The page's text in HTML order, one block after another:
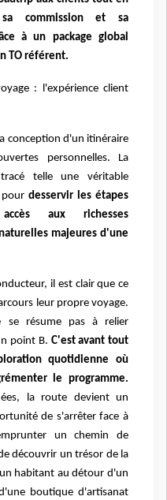
sa commission et sa
à un package global
TO référent.
: l'expérience client
conception d'un itinéraire
personnelles. La
telle une véritable
pour desservir les étapes
aux richesses
majeures d'une
il est clair que ce
leur propre voyage.
se résume pas à relier
point B. C'est avant tout
quotidienne où
le programme.
la route devient un
de s'arrêter face à
un chemin de
découvrir un trésor de la
habitant au détour d'un
boutique d'artisanat